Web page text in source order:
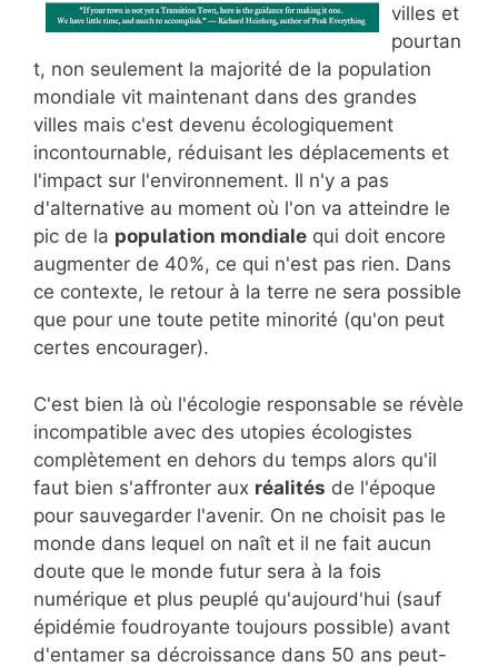
villes et
pourtan
t, non seulement la majorité de la population
mondiale vit maintenant dans des grandes
villes mais c'est devenu écologiquement
incontournable, réduisant les déplacements et
l'impact sur l'environnement. Il n'y a pas
d'alternative au moment où l'on va atteindre le
pic de la population mondiale qui doit encore
augmenter de 40%, ce qui n'est pas rien. Dans
ce contexte, le retour à la terre ne sera possible
que pour une toute petite minorité (qu'on peut
certes encourager).
C'est bien là où l'écologie responsable se révèle
incompatible avec des utopies écologistes
complètement en dehors du temps alors qu'il
faut bien s'affronter aux réalités de l'époque
pour sauvegarder l'avenir. On ne choisit pas le
monde dans lequel on naît et il ne fait aucun
doute que le monde futur sera à la fois
numérique et plus peuplé qu'aujourd'hui (sauf
épidémie foudroyante toujours possible) avant
d'entamer sa décroissance dans 50 ans peut-